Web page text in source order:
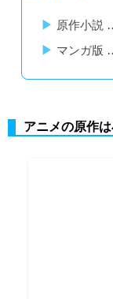
原作小説
マンガ版
アニメの原作